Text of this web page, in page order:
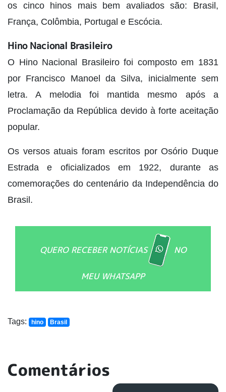
os cinco hinos mais bem avaliados são: Brasil,
França, Colômbia, Portugal e Escócia.
Hino Nacional Brasileiro
O Hino Nacional Brasileiro foi composto em 1831
por Francisco Manoel da Silva, inicialmente sem
letra. A melodia foi mantida mesmo após a
Proclamação da República devido à forte aceitação
popular.
Os versos atuais foram escritos por Osório Duque
Estrada e oficializados em 1922, durante as
comemorações do centenário da Independência do
Brasil.
QUERO RECEBER NOTÍCIAS NO
MEU WHATSAPP
Tags: hino Brasil
Comentários